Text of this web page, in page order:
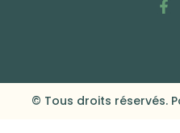
© Tous droits réservés.